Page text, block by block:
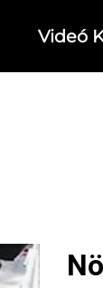
Videó